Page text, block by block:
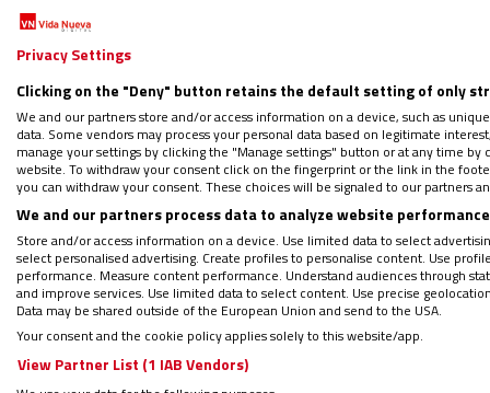
Cuando un hijo se va de casa,
y esforzado camino.
Se contempla con
gestado y acompañado , y respiramos
propio destino. Sin embargo, junto con
psíquico y algo del físico, produciendo
tristeza; es dolor de útero por no poder
Confianza y entrega
Dejarlos ir es un acto heroico que exige
cuota de vulnerabilidad extrema que ya no
coman, lo que hagan, ya no depende de
Privacy Settings
Clicking on the "Deny" button retains the default setting of only
We and our partners store and/or access information on a device, such as
data. Some vendors may process your personal data based on legitimate
manage your settings by clicking the "Manage settings" button or at any time
website. To withdraw your consent click on the fingerprint or the link in the
you can withdraw your consent. These choices will be signaled to our partners
We and our partners process data to analyze website
Store and/or access information on a device. Use limited data to select
select personalised advertising. Create profiles to personalise content. Use
performance. Measure content performance. Understand audiences through
and improve services. Use limited data to select content. Use precise
Data may be shared outside of the European Union and send to the USA.
Your consent and the cookie policy applies solely to this website/app.
View Partner List (1 IAB Vendors)